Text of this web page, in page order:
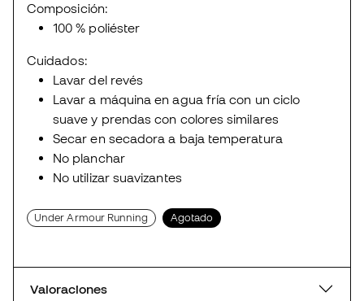
Composición:
100 % poliéster
Cuidados:
Lavar del revés
Lavar a máquina en agua fría con un ciclo
suave y prendas con colores similares
Secar en secadora a baja temperatura
No planchar
No utilizar suavizantes
Under Armour Running Agotado
Valoraciones